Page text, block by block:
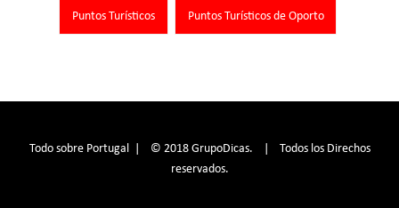
Puntos Turísticos Puntos Turísticos de Oporto
Todo sobre Portugal | © 2018 GrupoDicas. | Todos los Direchos
reservados.